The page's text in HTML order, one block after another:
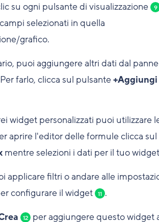
su ogni pulsante di visualizzazione
9
selezionati in quella
grafico.
puoi aggiungere altri dati dal
farlo, clicca sul pulsante
widget personalizzati puoi utilizzare
aprire l'editor delle formule clicca sul
mentre selezioni i dati per il tuo
applicare filtri o andare alle
configurare il widget
11 .
12
per aggiungere questo widget